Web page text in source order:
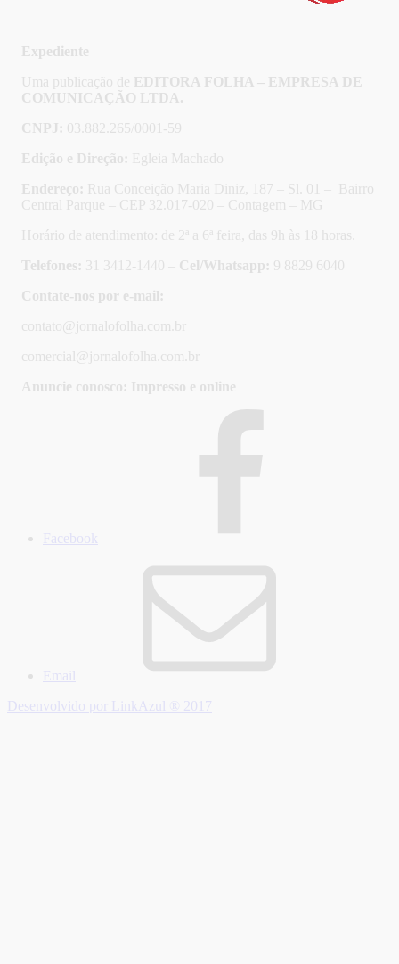
Expediente
Uma publicação de
EDITORA FOLHA – EMPRESA DE
COMUNICAÇÃO LTDA.
CNPJ: 03.882.265/0001-59
Edição e Direção:
Egleia Machado
Endereço:
Rua Conceição Maria Diniz, 187 – Sl. 01 – Bairro
Central Parque – CEP 32.017-020 – Contagem – MG
Horário de atendimento: de 2ª a 6ª feira, das 9h às 18 horas.
Telefones:
31 3412-1440 – Cel/Whatsapp: 9 8829 6040
Contate-nos por e-mail:
contato@jornalofolha.com.br
comercial@jornalofolha.com.br
Anuncie conosco: Impresso e online
Facebook
Email
Desenvolvido por LinkAzul ® 2017